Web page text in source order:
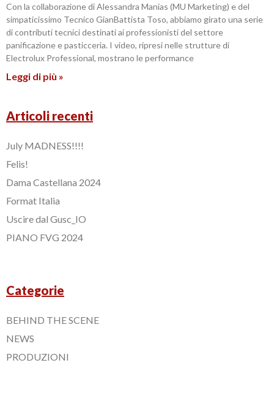
Con la collaborazione di Alessandra Manias (MU Marketing) e del
simpaticissimo Tecnico GianBattista Toso, abbiamo girato una serie
di contributi tecnici destinati ai professionisti del settore
panificazione e pasticceria. I video, ripresi nelle strutture di
Electrolux Professional, mostrano le performance
Leggi di più »
Articoli recenti
July MADNESS!!!!
Felis!
Dama Castellana 2024
Format Italia
Uscire dal Gusc_IO
PIANO FVG 2024
Categorie
BEHIND THE SCENE
NEWS
PRODUZIONI